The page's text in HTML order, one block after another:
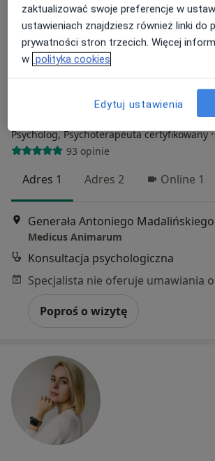
Bezpieczne płatności
Psycholog, Psychoterapeuta certyfikowany
93 opinie
Adres 1 Adres 2 Online 1
Medicus Animarum
Konsultacja psychologiczna
Poproś o wizytę
zaktualizować swoje preferencje w
ustawieniach znajdziesz również linki do
prywatności stron trzecich. Więcej
w polityka cookies
Edytuj ustawienia